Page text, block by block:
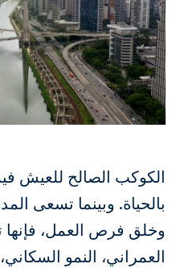
الكوكب الصالح للعيش
بالحياة. وبينما تسعى
وخلق فرص العمل، فإنها
العمراني، النمو